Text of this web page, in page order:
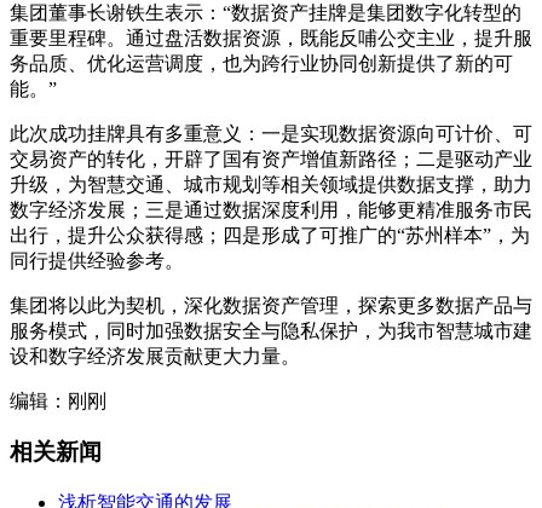
集团董事长谢铁生表示：“数据资产挂牌是集团数字化转型的
重要里程碑。通过盘活数据资源，既能反哺公交主业，提升服
务品质、优化运营调度，也为跨行业协同创新提供了新的可
能。”
此次成功挂牌具有多重意义：一是实现数据资源向可计价、可
交易资产的转化，开辟了国有资产增值新路径；二是驱动产业
升级，为智慧交通、城市规划等相关领域提供数据支撑，助力
数字经济发展；三是通过数据深度利用，能够更精准服务市民
出行，提升公众获得感；四是形成了可推广的“苏州样本”，为
同行提供经验参考。
集团将以此为契机，深化数据资产管理，探索更多数据产品与
服务模式，同时加强数据安全与隐私保护，为我市智慧城市建
设和数字经济发展贡献更大力量。
编辑：刚刚
相关新闻
浅析智能交通的发展